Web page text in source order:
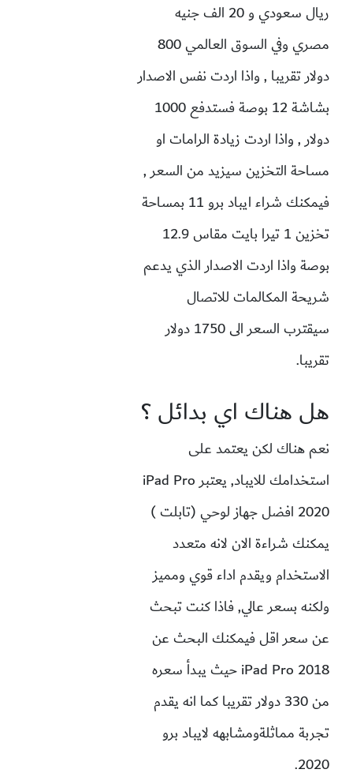
ريال سعودي و 20 الف جنيه
مصري وفي السوق العالمي 800
دولار تقريبا , واذا اردت نفس الاصدار
بشاشة 12 بوصة فستدفع 1000
دولار , واذا اردت زيادة الرامات او
مساحة التخزين سيزيد من السعر ,
فيمكنك شراء ايباد برو 11 بمساحة
تخزين 1 تيرا بايت مقاس 12.9
بوصة واذا اردت الاصدار الذي يدعم
شريحة المكالمات للاتصال
سيقترب السعر الى 1750 دولار
تقريبا.
هل هناك اي بدائل ؟
نعم هناك لكن يعتمد على
استخدامك للايباد, يعتبر iPad Pro
2020 افضل جهاز لوحي (تابلت )
يمكنك شراءة الان لانه متعدد
الاستخدام ويقدم اداء قوي ومميز
ولكنه بسعر عالي, فاذا كنت تبحث
عن سعر اقل فيمكنك البحث عن
iPad Pro 2018حيث يبدأ سعره
من 330 دولار تقريبا كما انه يقدم
تجربة مماثلةومشابهه لايباد برو
2020.